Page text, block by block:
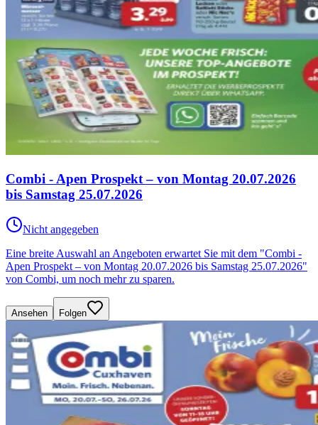
Combi - Apen Prospekt – von Montag 20.07.2026
bis Samstag 25.07.2026
Nicht angegeben
Eine breite Auswahl an Angeboten erwartet Sie mit dem "Combi -
Apen Prospekt – von Montag 20.07.2026 bis Samstag 25.07.2026"
von Combi, um noch mehr zu sparen.
Ansehen Folgen